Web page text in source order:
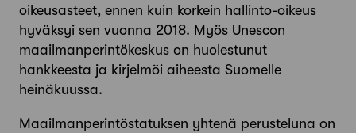
oikeusasteet, ennen kuin korkein hallinto-­oikeus
hyväksyi sen vuonna 2018. Myös Unescon
maailmanperintökeskus on huo­lestunut
hankkeesta ja kirjelmöi aiheesta Suomelle
heinäkuussa.
Maailmanperintöstatuksen yhtenä perusteluna on